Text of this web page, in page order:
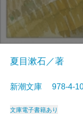
夏目漱石／著
新潮文庫 978-4-
文庫電子書籍あり